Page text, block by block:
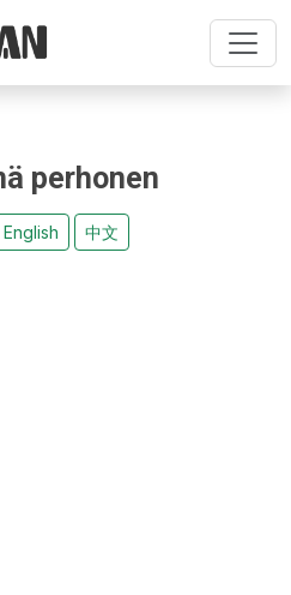
perhonen
English 中文